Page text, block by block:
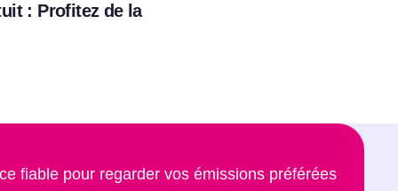
: Profitez de la
fiable pour regarder vos émissions préférées